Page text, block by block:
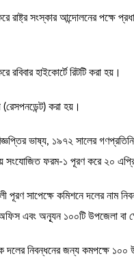
রাষ্ট্র সংস্কার আন্দোলনের
রবিবার হাইকোর্টে রিটটি করা হয়।
(রেসপনডেন্ট) করা হয়।
ভাষ্য, ১৯৭২ সালের
সংযোজিত ফরম-১ পূরণ করে ২০
কমিশনে দলের নাম
এবং অন্যূন ১০০টি উপজেলা
দলের নিবন্ধনের জন্য